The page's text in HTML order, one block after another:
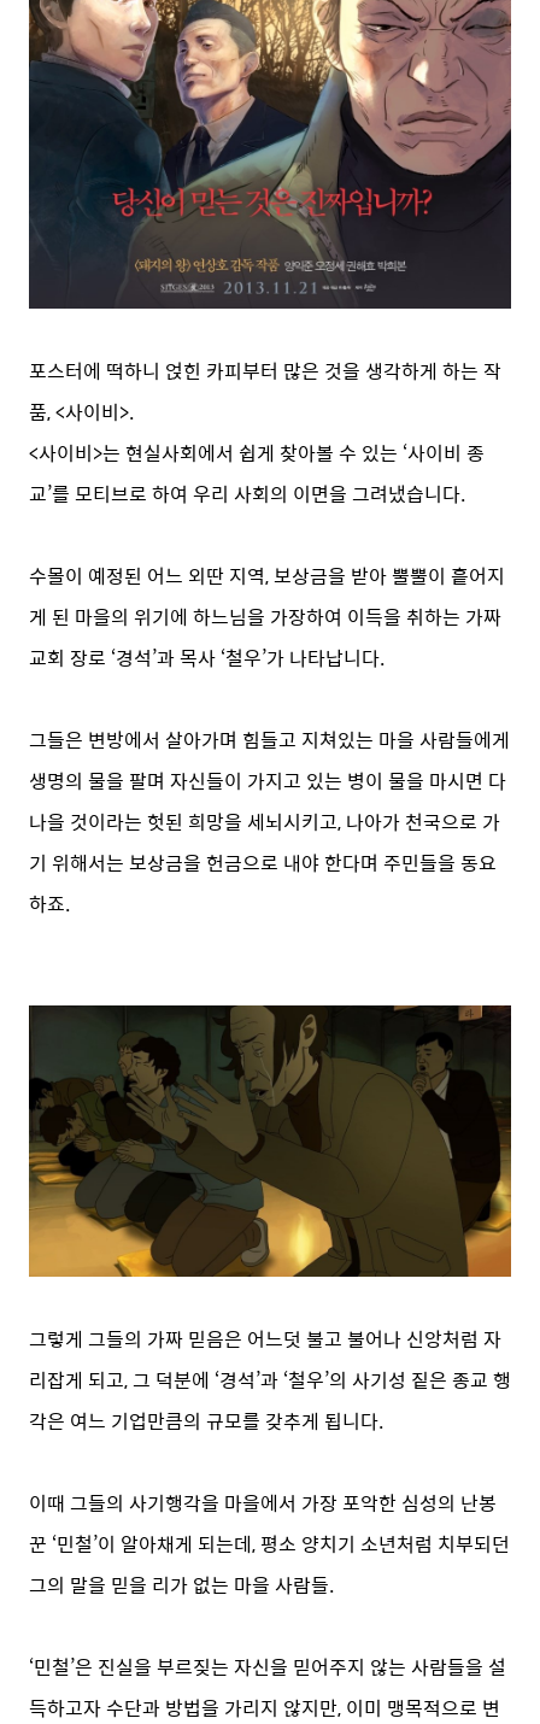
포스터에 떡하니 얹힌 카피부터 많은 것을 생각하게 하는 작
품, <사이비>.
<사이비>는 현실사회에서 쉽게 찾아볼 수 있는 ‘사이비 종
교’를 모티브로 하여 우리 사회의 이면을 그려냈습니다.
수몰이 예정된 어느 외딴 지역, 보상금을 받아 뿔뿔이 흩어지
게 된 마을의 위기에 하느님을 가장하여 이득을 취하는 가짜
교회 장로 ‘경석’과 목사 ‘철우’가 나타납니다.
그들은 변방에서 살아가며 힘들고 지쳐있는 마을 사람들에게
생명의 물을 팔며 자신들이 가지고 있는 병이 물을 마시면 다
나을 것이라는 헛된 희망을 세뇌시키고, 나아가 천국으로 가
기 위해서는 보상금을 헌금으로 내야 한다며 주민들을 동요
하죠.
그렇게 그들의 가짜 믿음은 어느덧 불고 불어나 신앙처럼 자
리잡게 되고, 그 덕분에 ‘경석’과 ‘철우’의 사기성 짙은 종교 행
각은 여느 기업만큼의 규모를 갖추게 됩니다.
이때 그들의 사기행각을 마을에서 가장 포악한 심성의 난봉
꾼 ‘민철’이 알아채게 되는데, 평소 양치기 소년처럼 치부되던
그의 말을 믿을 리가 없는 마을 사람들.
‘민철’은 진실을 부르짖는 자신을 믿어주지 않는 사람들을 설
득하고자 수단과 방법을 가리지 않지만, 이미 맹목적으로 변